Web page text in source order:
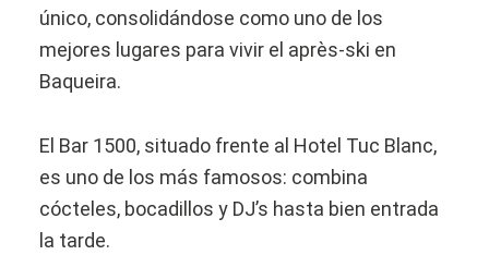
único, consolidándose como uno de los
mejores lugares para vivir el après-ski en
Baqueira.
El Bar 1500, situado frente al Hotel Tuc Blanc,
es uno de los más famosos: combina
cócteles, bocadillos y DJ’s hasta bien entrada
la tarde.